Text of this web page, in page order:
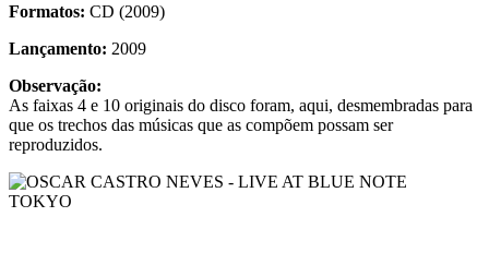
Formatos: CD (2009)
Lançamento: 2009
Observação:
As faixas 4 e 10 originais do disco foram, aqui, desmembradas para
que os trechos das músicas que as compõem possam ser
reproduzidos.